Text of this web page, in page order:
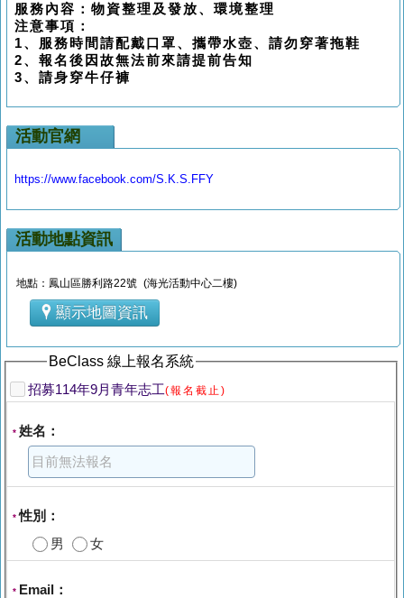
服務內容：物資整理及發放、環境整理
注意事項：
1、服務時間請配戴口罩、攜帶水壺、請勿穿著拖鞋
2、 報名後因故無法前來請提前告知
3、請身穿牛仔褲
活動官網
https://www.facebook.com/S.K.S.FFY
活動地點資訊
地點：鳳山區勝利路22號 (海光活動中心二樓)
顯示地圖資訊
BeClass 線上報名系統
招募114年9月青年志工(報名截止)
* 姓名：
*性別：
男
女
* Email：